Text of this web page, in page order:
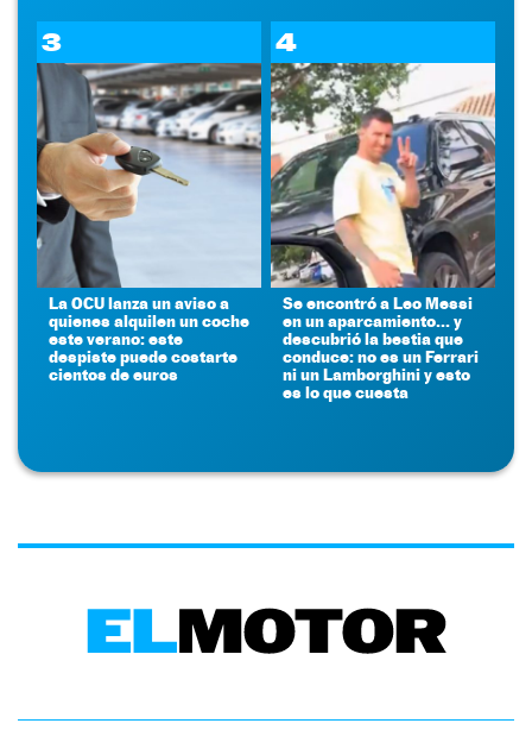
3
La OCU lanza un aviso a
quienes alquilen un coche
este verano: este
despiste puede costarte
cientos de euros
4
Se encontró a Leo Messi
en un aparcamiento... y
descubrió la bestia que
conduce: no es un Ferrari
ni un Lamborghini y esto
es lo que cuesta